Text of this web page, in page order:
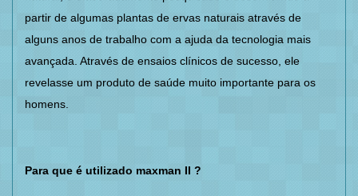
partir de algumas plantas de ervas naturais através de
alguns anos de trabalho com a ajuda da tecnologia mais
avançada. Através de ensaios clínicos de sucesso, ele
revelasse um produto de saúde muito importante para os
homens.
Para que é utilizado maxman II ?